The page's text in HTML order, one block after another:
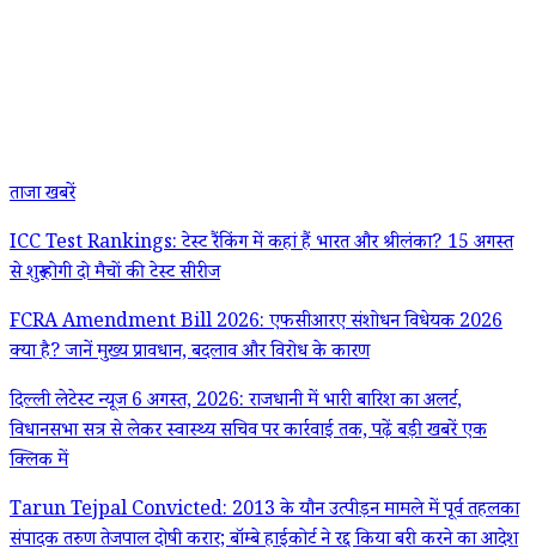
ताजा खबरें
ICC Test Rankings: टेस्ट रैंकिंग में कहां हैं भारत और श्रीलंका? 15 अगस्त
से शुरू होगी दो मैचों की टेस्ट सीरीज
FCRA Amendment Bill 2026: एफसीआरए संशोधन विधेयक 2026
क्या है? जानें मुख्य प्रावधान, बदलाव और विरोध के कारण
दिल्ली लेटेस्ट न्यूज 6 अगस्त, 2026: राजधानी में भारी बारिश का अलर्ट,
विधानसभा सत्र से लेकर स्वास्थ्य सचिव पर कार्रवाई तक, पढ़ें बड़ी खबरें एक
क्लिक में
Tarun Tejpal Convicted: 2013 के यौन उत्पीड़न मामले में पूर्व तहलका
संपादक तरुण तेजपाल दोषी करार; बॉम्बे हाईकोर्ट ने रद्द किया बरी करने का आदेश